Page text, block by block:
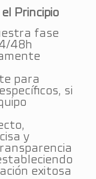
Principio
fase
48h
para
si
y
exitosa